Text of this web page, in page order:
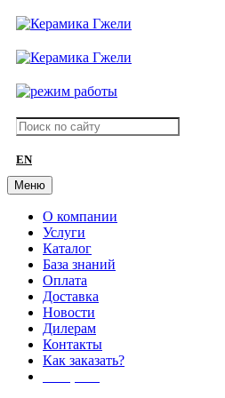
EN
Меню
О компании
Услуги
Каталог
База знаний
Оплата
Доставка
Новости
Дилерам
Контакты
Как заказать?